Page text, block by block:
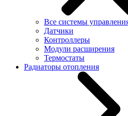
Все системы
Датчики
Контроллеры
Модули расширения
Термостаты
Радиаторы отопления